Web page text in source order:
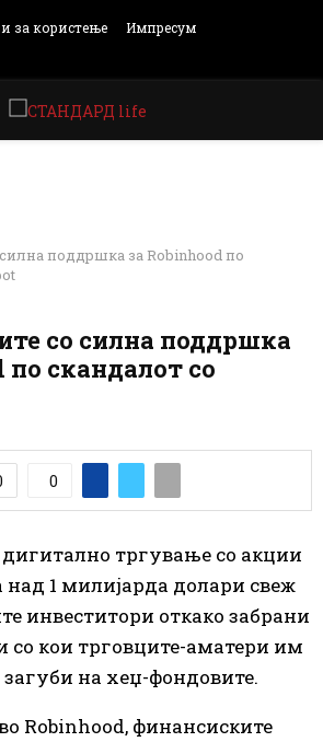
за користење Импресум
поддршка за Robinhood по
со силна поддршка
по скандалот со
0
тргување со акции
над 1 милијарда долари свеж
инвеститори откако забрани
со кои трговците-аматери им
на хеџ-фондовите.
Robinhood, финансиските